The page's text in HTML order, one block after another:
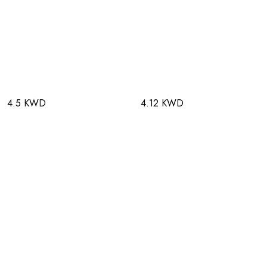
4.5 KWD 4.12 KWD